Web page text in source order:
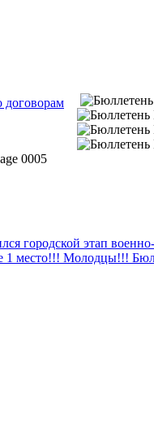
договорам
городской этап
1 место!!! Молодцы!!!